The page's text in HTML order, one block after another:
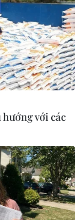
KHÚC THANH
sử dụng
với các